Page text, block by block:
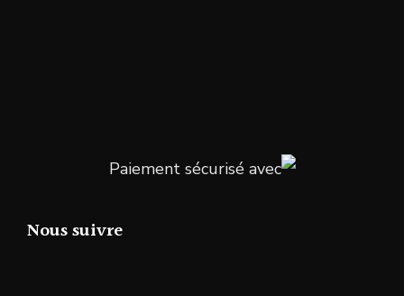
Paiement sécurisé avec
Nous suivre